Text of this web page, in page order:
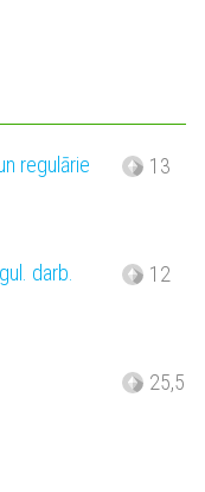
regulārie
13
darb.
12
25,5